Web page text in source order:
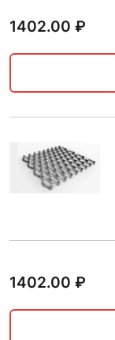
1402.00 ₽
1402.00 ₽